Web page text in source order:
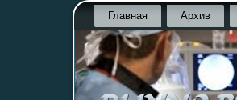
Главная Архив